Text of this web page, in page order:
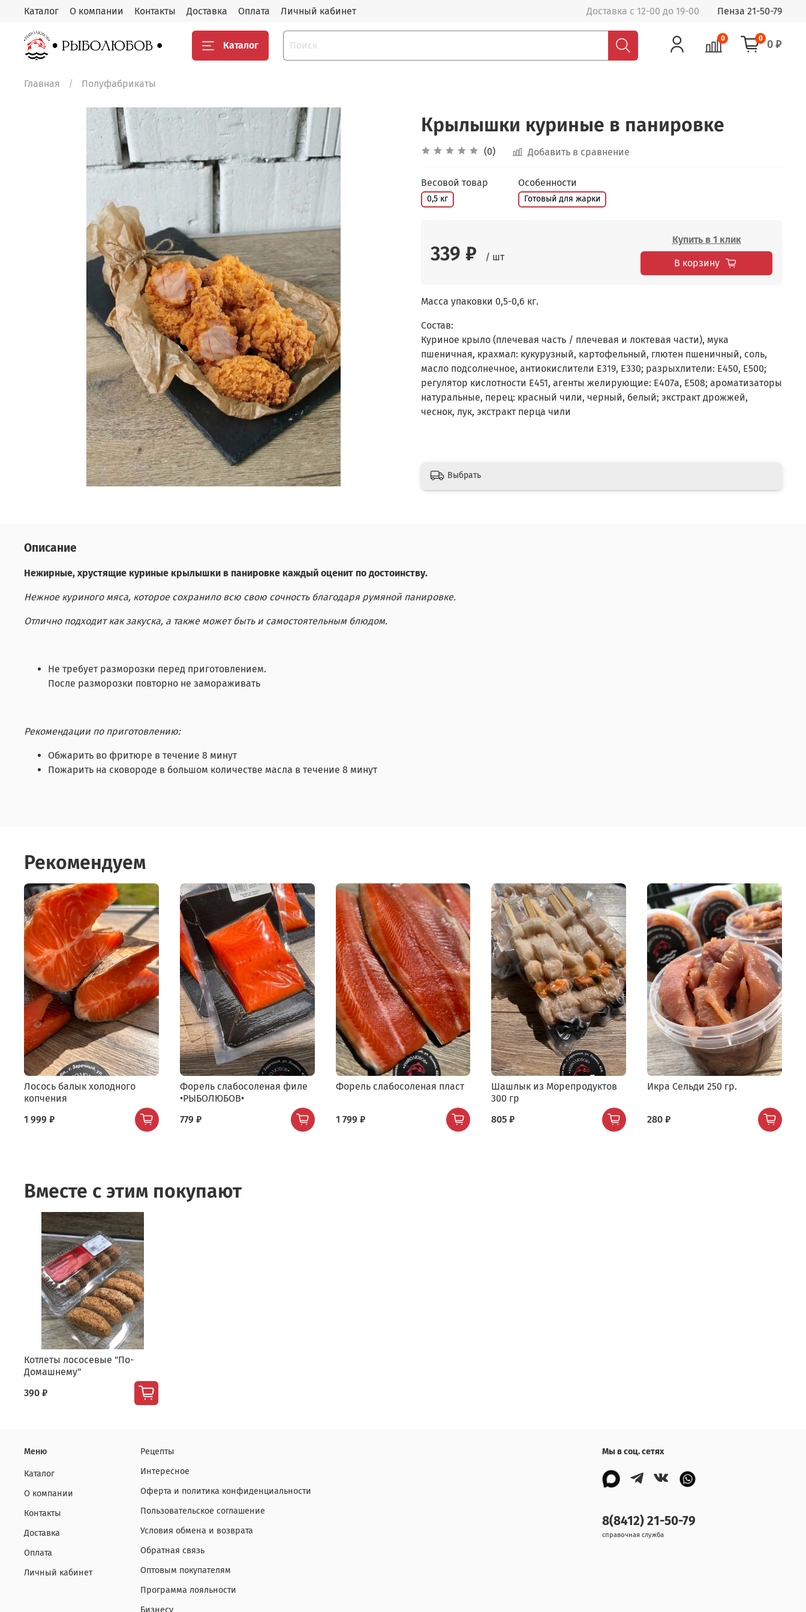
Каталог О компании Контакты Доставка Оплата Личный кабинет Доставка c 12-00 до 19-00 Пенза 21-50-79
Каталог
0 0 0 ₽
Главная Полуфабрикаты
Крылышки куриные в панировке
(0) Добавить в сравнение
Весовой товар
0,5 кг
Особенности
Готовый для жарки
339 ₽ / шт
Купить в 1 клик
В корзину
Масса упаковки 0,5-0,6 кг.
Состав:
Куриное крыло (плечевая часть / плечевая и локтевая части), мука
пшеничная, крахмал: кукурузный, картофельный, глютен пшеничный, соль,
масло подсолнечное, антиокислители Е319, Е330; разрыхлители: Е450, E500;
регулятор кислотности Е451, агенты желирующие: Е407а, Е508; ароматизаторы
натуральные, перец: красный чили, черный, белый; экстракт дрожжей,
чеснок, лук, экстракт перца чили
Выбрать
Описание
Нежирные, хрустящие куриные крылышки в панировке каждый оценит по достоинству.
Нежное куриного мяса, которое сохранило всю свою сочность благодаря румяной панировке.
Отлично подходит как закуска, а также может быть и самостоятельным блюдом.
Не требует разморозки перед приготовлением.
После разморозки повторно не замораживать
Рекомендации по приготовлению:
Обжарить во фритюре в течение 8 минут
Пожарить на сковороде в большом количестве масла в течение 8 минут
Рекомендуем
Лосось балык холодного
копчения
1 999 ₽
Форель слабосоленая филе
•РЫБОЛЮБОВ•
779 ₽
Форель слабосоленая пласт
1 799 ₽
Шашлык из Морепродуктов
300 гр
805 ₽
Икра Сельди 250 гр.
280 ₽
Вместе с этим покупают
Котлеты лососевые "По-
Домашнему"
390 ₽
Меню
Каталог
О компании
Контакты
Доставка
Оплата
Личный кабинет
Рецепты
Интересное
Оферта и политика конфиденциальности
Пользовательское соглашение
Условия обмена и возврата
Обратная связь
Оптовым покупателям
Программа лояльности
Мы в соц. сетях
8(8412) 21-50-79
справочная служба